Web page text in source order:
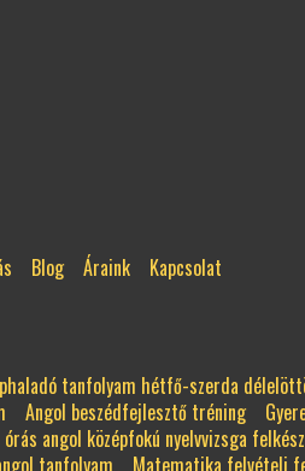
Blog Áraink Kapcsolat
tanfolyam hétfő-szerda
Angol beszédfejlesztő tréning
angol középfokú nyelvvizsga
tanfolyam Matematika felvételi